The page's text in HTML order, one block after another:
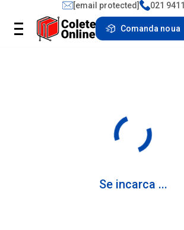
[email protected] 021 9411
Comanda noua
Se incarca ...